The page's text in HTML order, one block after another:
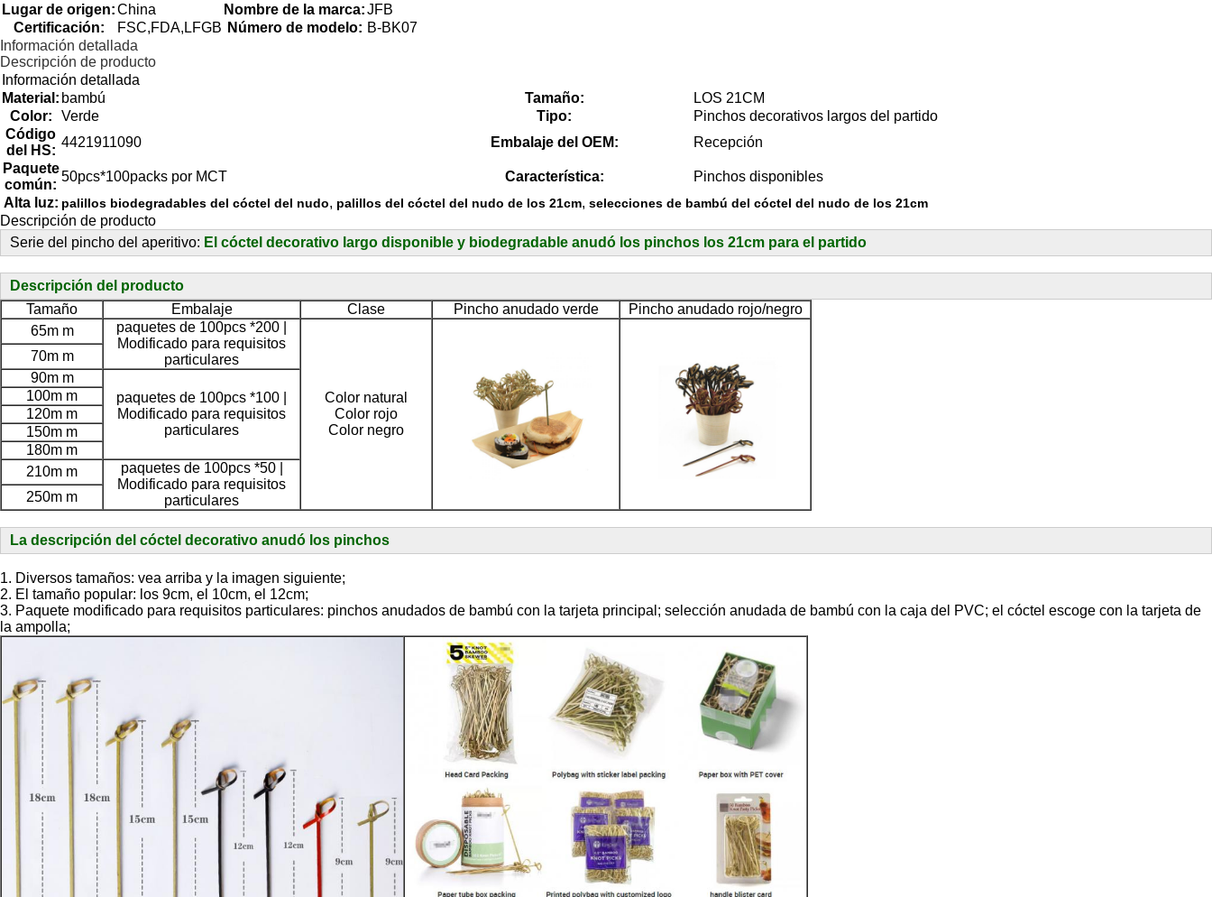
Lugar de origen:China Nombre de la marca:JFB
Certificación:
FSC,FDA,LFGB Número de modelo: B-BK07
Información detallada
Descripción de producto
Información detallada
Material: bambú Tamaño:
LOS 21CM
Color:
Verde Tipo:
Pinchos decorativos largos del partido
Código
del HS:
4421911090 Embalaje del OEM:
Recepción
Paquete
común:
50pcs*100packs por MCT Característica:
Pinchos disponibles
Alta luz: palillos biodegradables del cóctel del nudo, palillos del cóctel del nudo de los 21cm, selecciones de bambú del cóctel del nudo de los 21cm
Descripción de producto
Serie del pincho del aperitivo: El cóctel decorativo largo disponible y biodegradable anudó los pinchos los 21cm para el partido
Descripción del producto
Tamaño
Embalaje Clase Pincho anudado verde
Pincho anudado rojo/negro
65m m
paquetes de 100pcs *200 |
Modificado para requisitos
particulares
Color natural
Color rojo
Color negro
70m m
90m m
paquetes de 100pcs *100 |
Modificado para requisitos
particulares
100m m
120m m
150m m
180m m
210m m
paquetes de 100pcs *50 |
Modificado para requisitos
particulares
250m m
La descripción del cóctel decorativo anudó los pinchos
1. Diversos tamaños: vea arriba y la imagen siguiente;
2. El tamaño popular: los 9cm, el 10cm, el 12cm;
3. Paquete modificado para requisitos particulares: pinchos anudados de bambú con la tarjeta principal; selección anudada de bambú con la caja del PVC; el cóctel escoge con la tarjeta de
la ampolla;